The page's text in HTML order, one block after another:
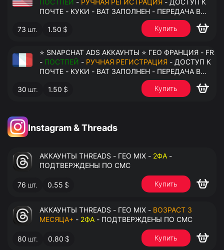
ПОСТПЕЙ - РУЧНАЯ РЕГИСТРАЦИЯ - ДОСТУП К
ПОЧТЕ - КУКИ - ВАТ ЗАПОЛНЕН - ПЕРЕДАЧА В
73 шт. 1.50 $ Купить
⭐ SNAPCHAT ADS АККАУНТЫ ⭐ ГЕО ФРАНЦИЯ - FR
- ПОСТПЕЙ - РУЧНАЯ РЕГИСТРАЦИЯ - ДОСТУП К
ПОЧТЕ - КУКИ - ВАТ ЗАПОЛНЕН - ПЕРЕДАЧА В
30 шт. 1.50 $ Купить
Instagram & Threads
АККАУНТЫ THREADS - ГЕО MIX - 2ФА -
ПОДТВЕРЖДЕНЫ ПО СМС
76 шт. 0.55 $ Купить
АККАУНТЫ THREADS - ГЕО MIX - ВОЗРАСТ 3
МЕСЯЦА+ - 2ФА - ПОДТВЕРЖДЕНЫ ПО СМС
80 шт. 0.80 $ Купить